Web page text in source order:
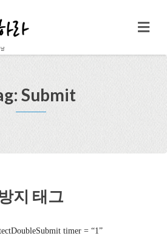
Submit
지 태그
timer = “1”